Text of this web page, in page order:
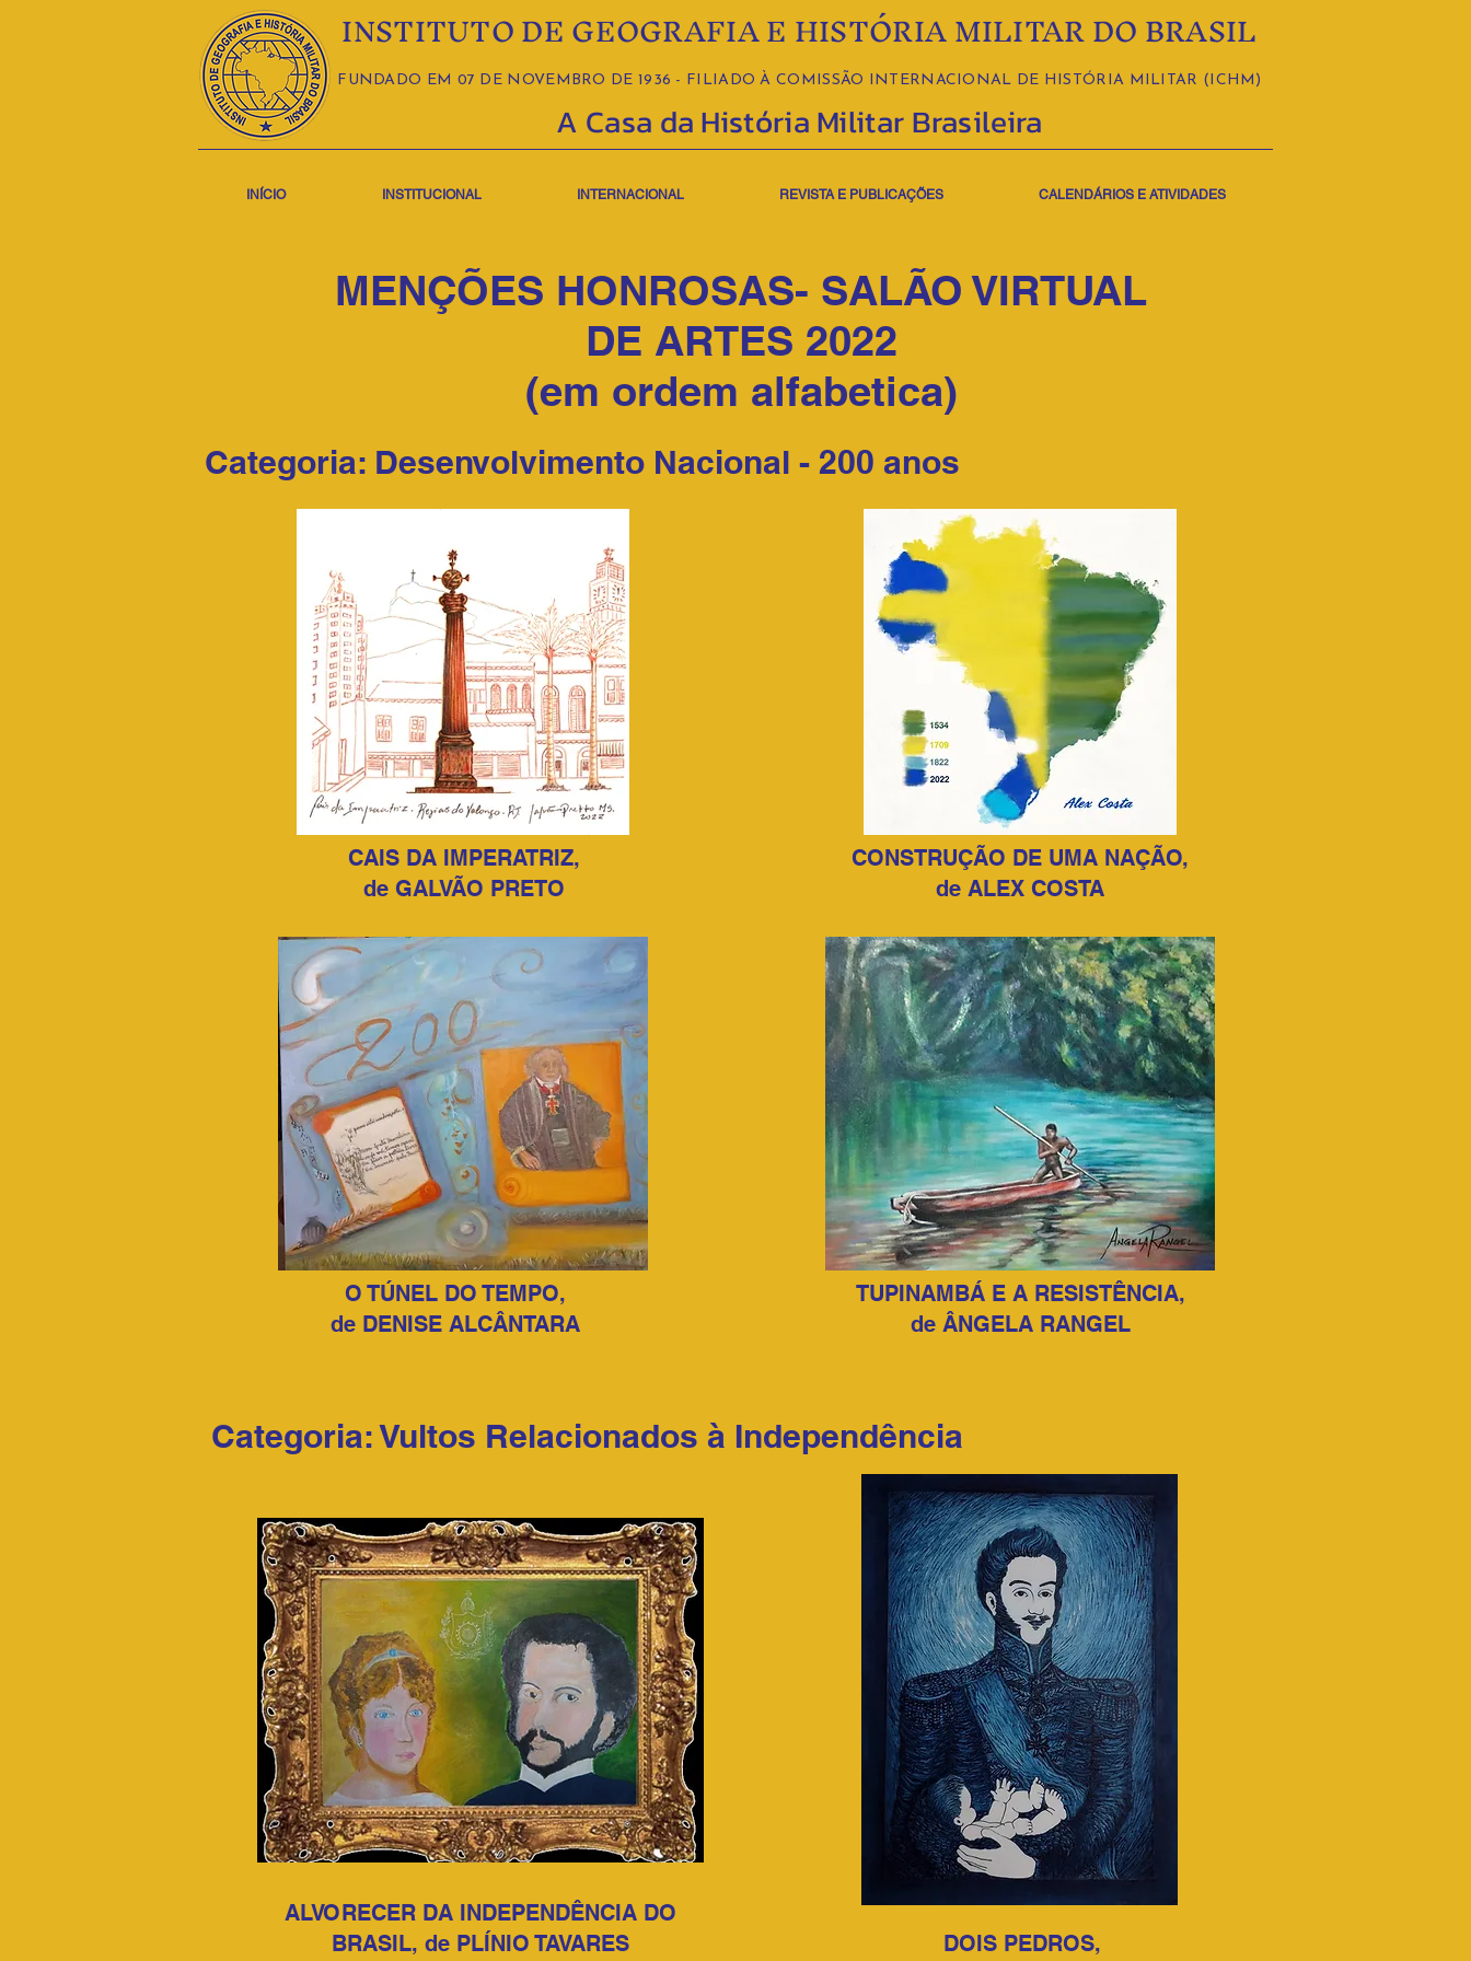
INSTITUTO DE GEOGRAFIA E HISTÓRIA MILITAR DO BRASIL
FUNDADO EM 07 DE NOVEMBRO DE 1936 - FILIADO À COMISSÃO INTERNACIONAL DE HISTÓRIA MILITAR (ICHM)
A Casa da História Militar Brasileira
INÍCIO INSTITUCIONAL INTERNACIONAL REVISTA E PUBLICAÇÕES CALENDÁRIOS E ATIVIDADES
MENÇÕES HONROSAS- SALÃO VIRTUAL
DE ARTES 2022
(em ordem alfabetica)
Categoria: Desenvolvimento Nacional - 200 anos
CAIS DA IMPERATRIZ,
de GALVÃO PRETO
O TÚNEL DO TEMPO,
de DENISE ALCÂNTARA
CONSTRUÇÃO DE UMA NAÇÃO,
de ALEX COSTA
TUPINAMBÁ E A RESISTÊNCIA,
de ÂNGELA RANGEL
Categoria: Vultos Relacionados à Independência
ALVORECER DA INDEPENDÊNCIA DO
BRASIL, de PLÍNIO TAVARES
DOIS PEDROS,